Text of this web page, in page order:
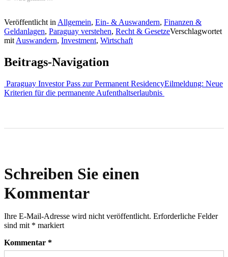
Veröffentlicht in Allgemein, Ein- & Auswandern, Finanzen &
Geldanlagen, Paraguay verstehen, Recht & GesetzeVerschlagwortet
mit Auswandern, Investment, Wirtschaft
Beitrags-Navigation
Paraguay Investor Pass zur Permanent ResidencyEilmeldung: Neue
Kriterien für die permanente Aufenthaltserlaubnis
Schreiben Sie einen
Kommentar
Ihre E-Mail-Adresse wird nicht veröffentlicht. Erforderliche Felder
sind mit * markiert
Kommentar *